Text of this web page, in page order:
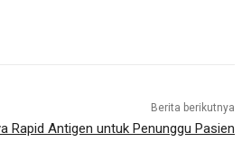
Berita berikutnya
Rapid Antigen untuk Penunggu Pasien